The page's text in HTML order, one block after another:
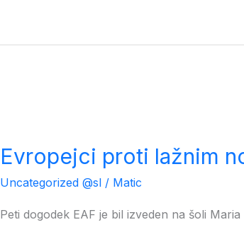
Evropejci proti lažnim
Uncategorized @sl/ Matic
Peti dogodek EAF je bil izveden na šoli
lažnim
novicam
finalni